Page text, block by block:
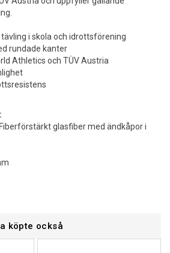
tävling i skola och idrottsförening
rundade kanter
Athletics och TÜV Austria
glasfiber med ändkåpor i
köpte också